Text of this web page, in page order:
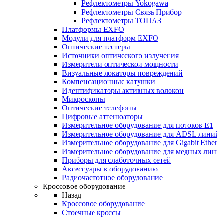
Рефлектометры Yokogawa
Рефлектометры Связь Прибор
Рефлектометры ТОПАЗ
Платформы EXFO
Модули для платформ EXFO
Оптические тестеры
Источники оптического излучения
Измерители оптической мощности
Визуальные локаторы повреждений
Компенсационные катушки
Идентификаторы активных волокон
Микроскопы
Оптические телефоны
Цифровые аттенюаторы
Измерительное оборудование для потоков Е1
Измерительное оборудование для ADSL
Измерительное оборудование для Gigabit
Измерительное оборудование для медных
Приборы для слаботочных сетей
Аксессуары к оборудованию
Радиочастотное оборудование
Кроссовое оборудование
Назад
Кроссовое оборудование
Стоечные кроссы